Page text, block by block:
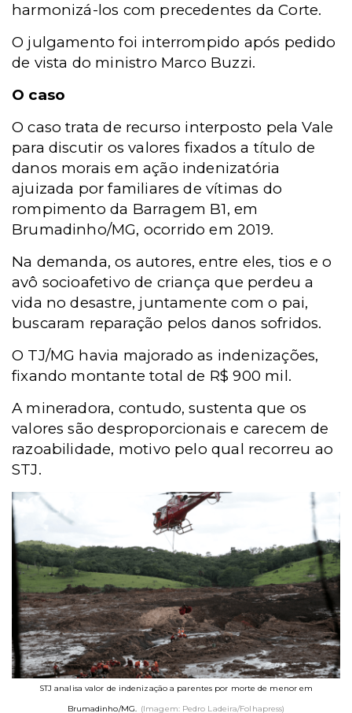
harmonizá-los com precedentes da Corte.
O julgamento foi interrompido após pedido
de vista do ministro Marco Buzzi.
O caso
O caso trata de recurso interposto pela Vale
para discutir os valores fixados a título de
danos morais em ação indenizatória
ajuizada por familiares de vítimas do
rompimento da Barragem B1, em
Brumadinho/MG, ocorrido em 2019.
Na demanda, os autores, entre eles, tios e o
avô socioafetivo de criança que perdeu a
vida no desastre, juntamente com o pai,
buscaram reparação pelos danos sofridos.
O TJ/MG havia majorado as indenizações,
fixando montante total de R$ 900 mil.
A mineradora, contudo, sustenta que os
valores são desproporcionais e carecem de
razoabilidade, motivo pelo qual recorreu ao
STJ.
STJ analisa valor de indenização a parentes por morte de menor em
Brumadinho/MG. (Imagem: Pedro Ladeira/Folhapress)